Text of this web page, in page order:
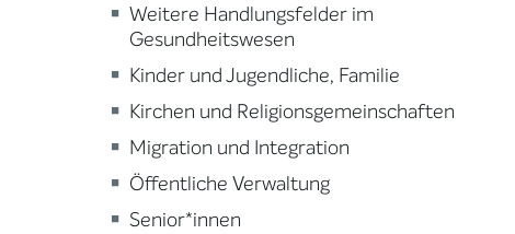
Weitere Handlungsfelder im
Gesundheitswesen
Kinder und Jugendliche, Familie
Kirchen und Religionsgemeinschaften
Migration und Integration
Öffentliche Verwaltung
Senior*innen